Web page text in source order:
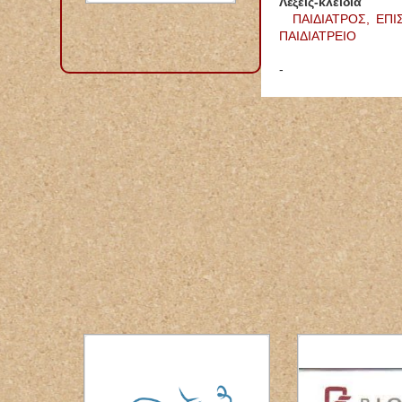
ΠΑΙΔΙΑΤΡΟΣ,
ΠΑΙΔΙΑΤΡΕΙΟ
-